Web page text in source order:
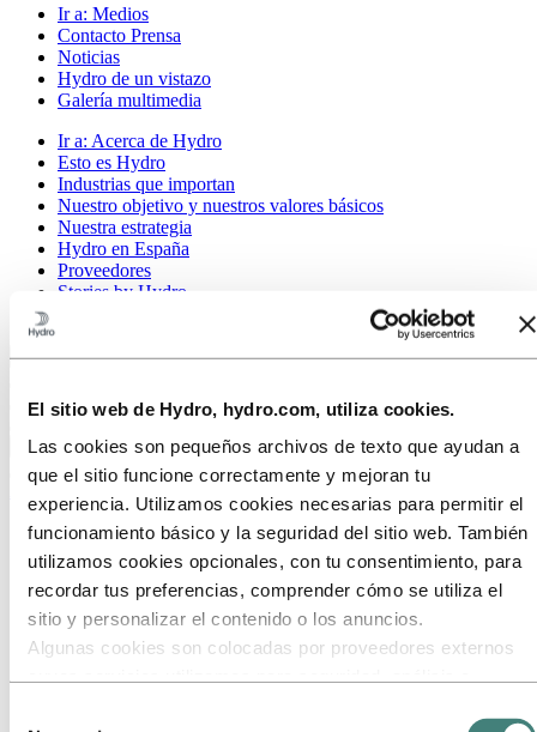
El sitio web de Hydro, hydro.com, utiliza cookies.
Las cookies son pequeños archivos de texto que ayudan a
que el sitio funcione correctamente y mejoran tu
experiencia. Utilizamos cookies necesarias para permitir el
funcionamiento básico y la seguridad del sitio web. También
utilizamos cookies opcionales, con tu consentimiento, para
recordar tus preferencias, comprender cómo se utiliza el
sitio y personalizar el contenido o los anuncios.
Algunas cookies son colocadas por proveedores externos
Ir a: Medios
Contacto Prensa
Noticias
Hydro de un vistazo
Galería multimedia
Ir a: Acerca de Hydro
Esto es Hydro
Industrias que importan
Nuestro objetivo y nuestros valores básicos
Nuestra estrategia
Hydro en España
Proveedores
Stories by Hydro
Volver al menú principal
Cerrar
Aluminio
Productos
Industrias a las que servimos
Sobre el aluminio
Por qué aluminio
Reciclaje de aluminio
¿Cómo se produce el aluminio?
Energía renovable y aluminio
Tecnología e innovación